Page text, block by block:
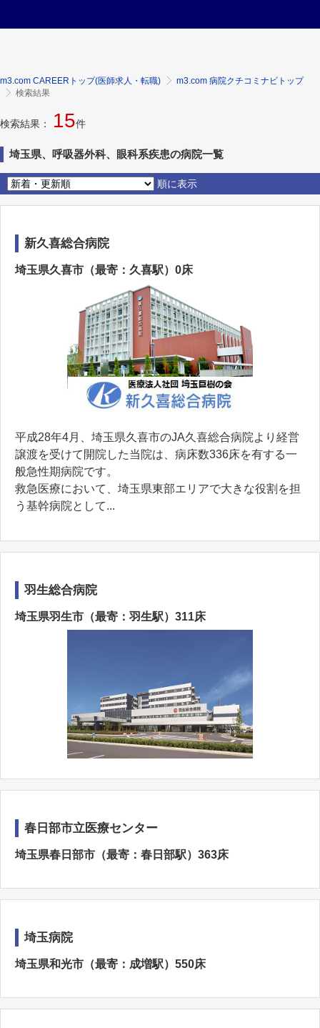
m3.com CAREERトップ(医師求人・転職)
m3.com 病院クチコミナビトップ
検索結果
検索結果： 15件
埼玉県、呼吸器外科、眼科系疾患の病院一覧
順に表示
新久喜総合病院
埼玉県久喜市（最寄：久喜駅）0床
平成28年4月、埼玉県久喜市のJA久喜総合病院より経営
譲渡を受けて開院した当院は、病床数336床を有する一
般急性期病院です。
救急医療において、埼玉県東部エリアで大きな役割を担
う基幹病院として...
羽生総合病院
埼玉県羽生市（最寄：羽生駅）311床
春日部市立医療センター
埼玉県春日部市（最寄：春日部駅）363床
埼玉病院
埼玉県和光市（最寄：成増駅）550床